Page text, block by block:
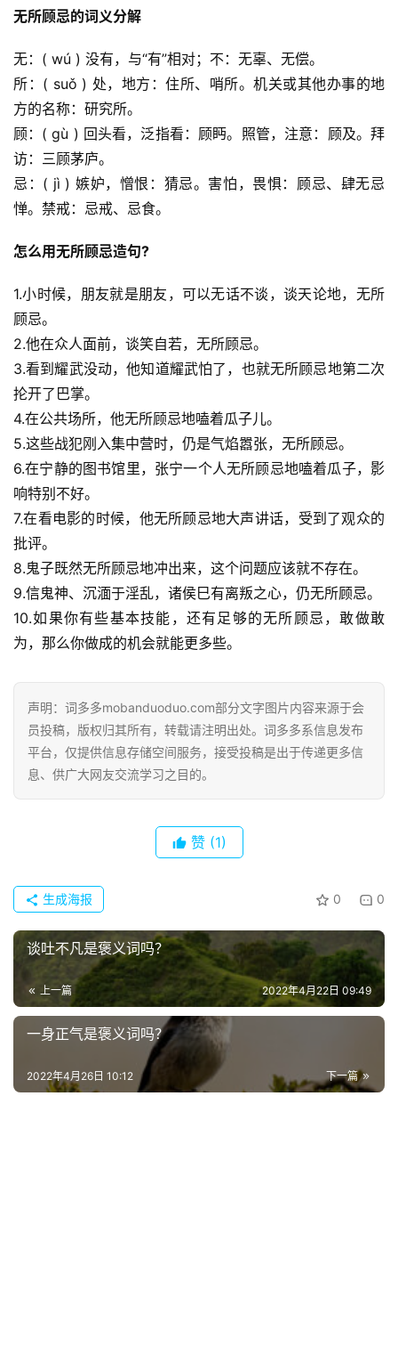
无所顾忌的词义分解
无：( wú ) 没有，与“有”相对；不：无辜、无偿。
所：( suǒ ) 处，地方：住所、哨所。机关或其他办事的地
方的名称：研究所。
顾：( gù ) 回头看，泛指看：顾眄。照管，注意：顾及。拜
访：三顾茅庐。
忌：( jì ) 嫉妒，憎恨：猜忌。害怕，畏惧：顾忌、肆无忌
惮。禁戒：忌戒、忌食。
怎么用无所顾忌造句?
1.小时候，朋友就是朋友，可以无话不谈，谈天论地，无所
顾忌。
2.他在众人面前，谈笑自若，无所顾忌。
3.看到耀武没动，他知道耀武怕了，也就无所顾忌地第二次
抡开了巴掌。
4.在公共场所，他无所顾忌地嗑着瓜子儿。
5.这些战犯刚入集中营时，仍是气焰嚣张，无所顾忌。
6.在宁静的图书馆里，张宁一个人无所顾忌地嗑着瓜子，影
响特别不好。
7.在看电影的时候，他无所顾忌地大声讲话，受到了观众的
批评。
8.鬼子既然无所顾忌地冲出来，这个问题应该就不存在。
9.信鬼神、沉湎于淫乱，诸侯巳有离叛之心，仍无所顾忌。
10.如果你有些基本技能，还有足够的无所顾忌，敢做敢
为，那么你做成的机会就能更多些。
声明：词多多mobanduoduo.com部分文字图片内容来源于会
员投稿，版权归其所有，转载请注明出处。词多多系信息发布
平台，仅提供信息存储空间服务，接受投稿是出于传递更多信
息、供广大网友交流学习之目的。
赞 (1)
0 0
生成海报
谈吐不凡是褒义词吗？
上一篇 2022年4月22日 09:49
一身正气是褒义词吗？
下一篇
2022年4月26日 10:12